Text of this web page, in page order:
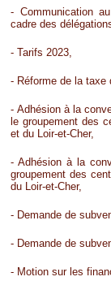
- Communication
cadre des
- Tarifs 2023,
- Réforme de la taxe
- Adhésion à la
le groupement des
et du Loir-et-Cher,
- Adhésion à la
groupement des
du Loir-et-Cher,
- Demande de
- Demande de
- Motion sur les